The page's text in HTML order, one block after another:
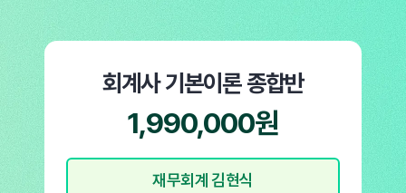
회계사 기본이론종합반
1,990,000원
재무회계 김현식